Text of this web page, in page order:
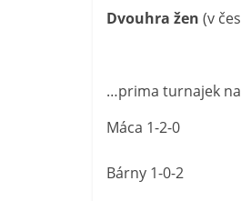
Dvouhra žen (v
…prima turnajek
Máca 1-2-0
Bárny 1-0-2